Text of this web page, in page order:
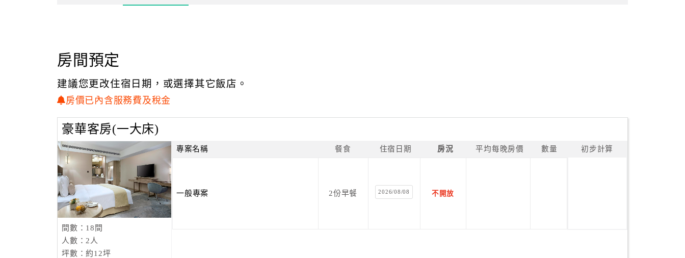
房間預定
建議您更改住宿日期，或選擇其它飯店。
房價已內含服務費及稅金
豪華客房(一大床)
間數：18間
人數：2人
坪數：約12坪
專案名稱 餐食 住宿日期 房況 平均每晚房價 數量 初步計算
一般專案 2份早餐 2026/08/08 不開放